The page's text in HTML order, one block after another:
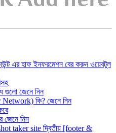
এর হাফ ইনফরমেশন বের করুন ওয়েবটুল
গুলো জেনে নিন
Network) কি? জেনে নিন
জেনে নিন
taker site দ্বিতীয় [footer &